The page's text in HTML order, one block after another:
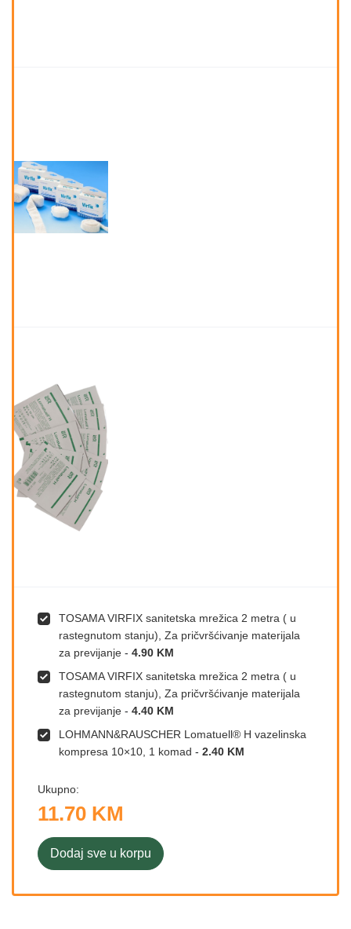
TOSAMA VIRFIX sanitetska mrežica 2 metra ( u
rastegnutom stanju), Za pričvršćivanje materijala
za previjanje - 4.90 KM
TOSAMA VIRFIX sanitetska mrežica 2 metra ( u
rastegnutom stanju), Za pričvršćivanje materijala
za previjanje - 4.40 KM
LOHMANN&RAUSCHER Lomatuell® H vazelinska
kompresa 10×10, 1 komad - 2.40 KM
Ukupno:
11.70 KM
Dodaj sve u korpu